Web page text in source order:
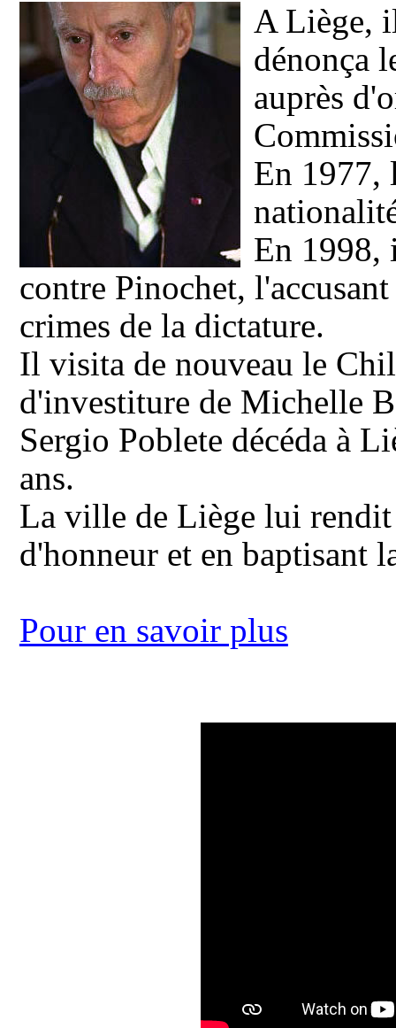
A Liège,
dénonça
auprès
En 1977,
En 1998,
contre Pinochet,
crimes de la dictature.
Il visita de nouveau le
d'investiture de Michelle
Sergio Poblete décéda à
ans.
La ville de Liège lui
d'honneur et en baptisant
Pour en savoir plus